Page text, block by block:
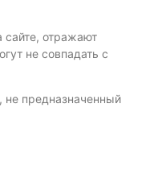
сайте, отражают
не совпадать с
не предназначенный